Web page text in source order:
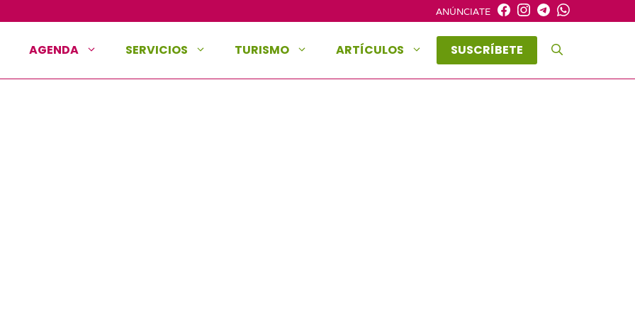
ANÚNCIATE
AGENDA SERVICIOS TURISMO ARTÍCULOS SUSCRÍBETE